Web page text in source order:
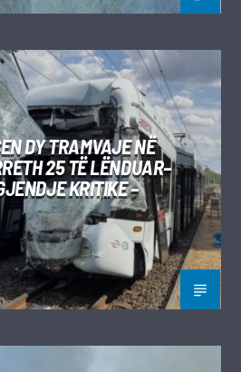
DY TRAMVAJE NË
25 TË LËNDUAR–
KRITIKE –